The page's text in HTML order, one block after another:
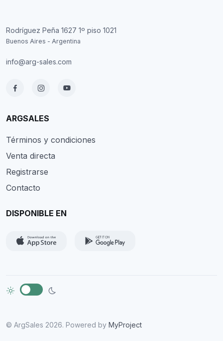
Rodríguez Peña 1627 1º piso 1021
Buenos Aires - Argentina
info@arg-sales.com
ARGSALES
Términos y condiciones
Venta directa
Registrarse
Contacto
DISPONIBLE EN
© ArgSales 2026. Powered by MyProject